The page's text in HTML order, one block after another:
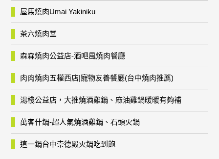
屋馬燒肉Umai Yakiniku
茶六燒肉堂
森森燒肉公益店-酒吧風燒肉餐廳
肉肉燒肉五權西店|寵物友善餐廳(台中燒肉推薦)
湯棧公益店，大推燒酒雞鍋、麻油雞鍋暖暖有夠補
萬客什鍋-超人氣燒酒雞鍋、石頭火鍋
這一鍋台中崇德殿火鍋吃到飽